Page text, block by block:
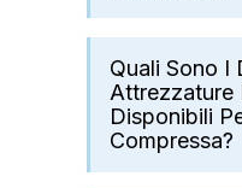
Quali Sono I
Attrezzature
Disponibili
Compressa?